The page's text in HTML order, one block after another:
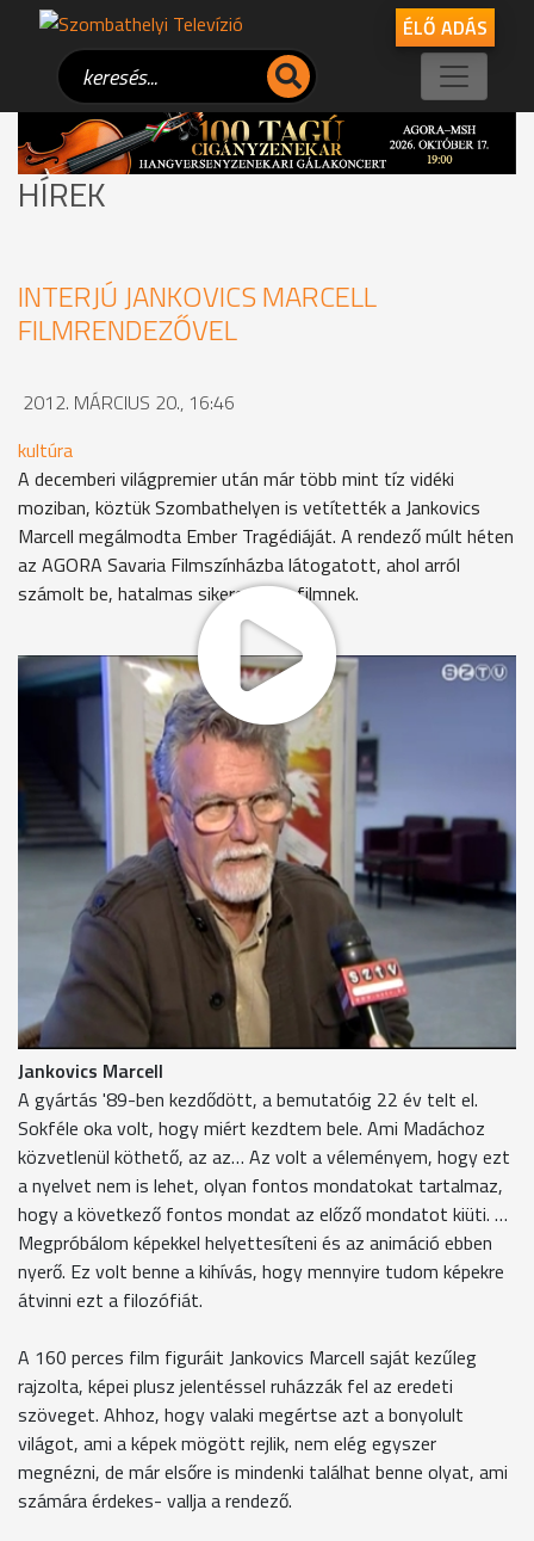
ÉLŐ ADÁS
HÍREK
INTERJÚ JANKOVICS MARCELL
FILMRENDEZŐVEL
2012. MÁRCIUS 20., 16:46
kultúra
A decemberi világpremier után már több mint tíz vidéki
moziban, köztük Szombathelyen is vetítették a Jankovics
Marcell megálmodta Ember Tragédiáját. A rendező múlt héten
az AGORA Savaria Filmszínházba látogatott, ahol arról
számolt be, hatalmas sikere van a filmnek.
Jankovics Marcell
Nyilván olyanok jönnek el megnézni, akik kíváncsiak Madáchra
és rám, nem tudom, Mo-n ez mekkora szám lehet. Én mindig
olyan filmet csináltam, amivel én meg legyek elégedve. Azt
tudom, hogy nekem mi tetszik. Bízom benne, hogy a
lakosság bizonyos hányada hasonlóknak örül. Ez egy
szempont lehet.
Jankovics Marcell
Én még abban az időben nőttem fel, amikor a milliós
nézettség számított soknak, de úgy tapasztalom, hogy ma
a több tízezres számít annak. A 20 ezret át fogjuk lépni
hamarosan, és ez jó."
Jankovics Marcell
A gyártás '89-ben kezdődött, a bemutatóig 22 év telt el.
Sokféle oka volt, hogy miért kezdtem bele. Ami Madáchoz
közvetlenül köthető, az az… Az volt a véleményem, hogy ezt
a nyelvet nem is lehet, olyan fontos mondatokat tartalmaz,
hogy a következő fontos mondat az előző mondatot kiüti. …
Megpróbálom képekkel helyettesíteni és az animáció ebben
nyerő. Ez volt benne a kihívás, hogy mennyire tudom képekre
átvinni ezt a filozófiát.
A 160 perces film figuráit Jankovics Marcell saját kezűleg
rajzolta, képei plusz jelentéssel ruházzák fel az eredeti
szöveget. Ahhoz, hogy valaki megértse azt a bonyolult
világot, ami a képek mögött rejlik, nem elég egyszer
megnézni, de már elsőre is mindenki találhat benne olyat, ami
számára érdekes- vallja a rendező.